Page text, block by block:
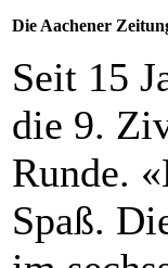
Die Aachener
Seit 15
die 9.
Runde.
Spaß.